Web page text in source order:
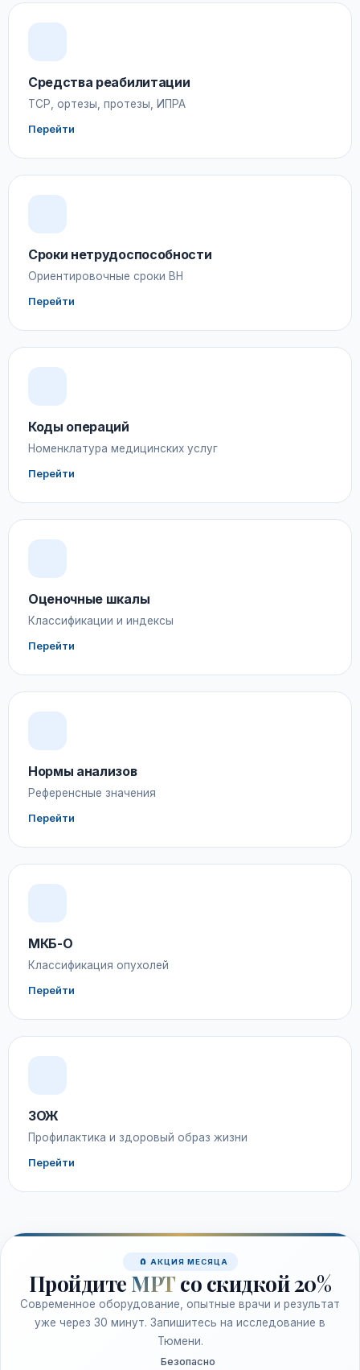
Средства реабилитации
ТСР, ортезы, протезы, ИПРА
Перейти
Сроки нетрудоспособности
Ориентировочные сроки ВН
Перейти
Коды операций
Номенклатура медицинских услуг
Перейти
Оценочные шкалы
Классификации и индексы
Перейти
Нормы анализов
Референсные значения
Перейти
МКБ-О
Классификация опухолей
Перейти
ЗОЖ
Профилактика и здоровый образ жизни
Перейти
🧲 АКЦИЯ МЕСЯЦА
Пройдите МРТ со скидкой 20%
Современное оборудование, опытные врачи и результат
уже через 30 минут. Запишитесь на исследование в
Тюмени.
Безопасно